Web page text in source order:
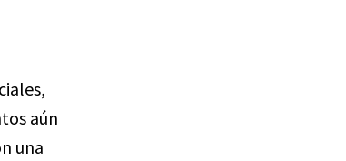
aún
una